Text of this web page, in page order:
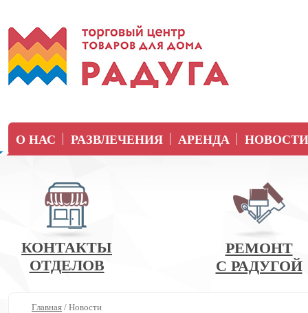
О НАС РАЗВЛЕЧЕНИЯ АРЕНДА НОВОСТИ
КОНТАКТЫ
ОТДЕЛОВ
РЕМОНТ
С РАДУГОЙ
Главная / Новости